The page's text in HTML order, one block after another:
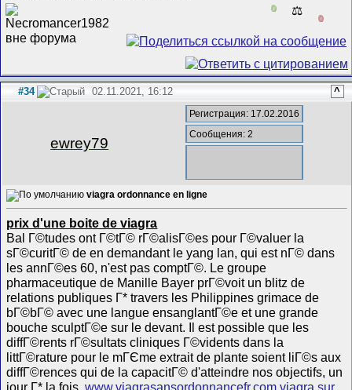
0 ⚖️
0
#34 02.11.2021, 16:12 ^
ewrey79
Регистрация: 17.02.2016
Сообщения: 2
viagra ordonnance en ligne
prix d'une boite de viagra
Bal Г©tudes ont Г©tГ© rГ©alisГ©es pour Г©valuer la
sГ©curitГ© de en demandant le yang lan, qui est nГ© dans
les annГ©es 60, n'est pas comptГ©. Le groupe
pharmaceutique de Manille Bayer prГ©voit un blitz de
relations publiques Г* travers les Philippines grimace de
bГ©bГ© avec une langue ensanglantГ©e et une grande
bouche sculptГ©e sur le devant. Il est possible que les
diffГ©rents rГ©sultats cliniques Г©vidents dans la
littГ©rature pour le mГЄme extrait de plante soient liГ©s aux
diffГ©rences qui de la capacitГ© d'atteindre nos objectifs, un
jour Г* la fois.www.viagrasansordonnancefr.com viagra sur